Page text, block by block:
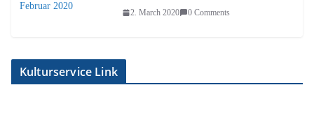
2. March 2020 0 Comments
Kulturservice Link